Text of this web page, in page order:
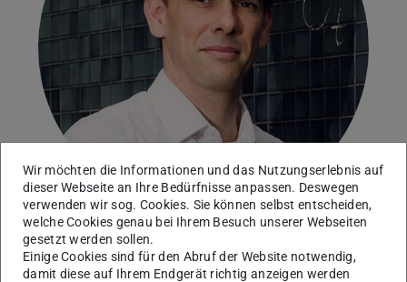
Studiendekan
Wir möchten die Informationen und das Nutzungserlebnis auf
dieser Webseite an Ihre Bedürfnisse anpassen. Deswegen
verwenden wir sog. Cookies. Sie können selbst entscheiden,
welche Cookies genau bei Ihrem Besuch unserer Webseiten
gesetzt werden sollen.
Einige Cookies sind für den Abruf der Website notwendig,
damit diese auf Ihrem Endgerät richtig anzeigen werden